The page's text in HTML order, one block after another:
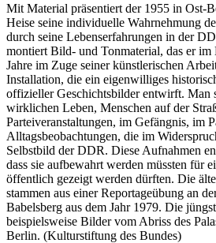
Mit Material präsentiert der 1955 in Ost-
Heise seine individuelle Wahrnehmung
durch seine Lebenserfahrungen in der
montiert Bild- und Tonmaterial, das er
Jahre im Zuge seiner künstlerischen
Installation, die ein eigenwilliges
offizieller Geschichtsbilder entwirft. Man
wirklichen Leben, Menschen auf der
Parteiveranstaltungen, im Gefängnis, im
Alltagsbeobachtungen, die im
Selbstbild der DDR. Diese Aufnahmen
dass sie aufbewahrt werden müssten für
öffentlich gezeigt werden dürften. Die
stammen aus einer Reportageübung an
Babelsberg aus dem Jahr 1979. Die
beispielsweise Bilder vom Abriss des
Berlin. (Kulturstiftung des Bundes)